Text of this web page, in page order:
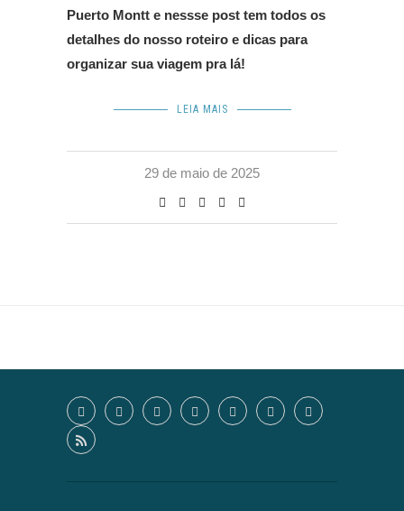
Puerto Montt e nessse post tem todos os
detalhes do nosso roteiro e dicas para
organizar sua viagem pra lá!
LEIA MAIS
29 de maio de 2025